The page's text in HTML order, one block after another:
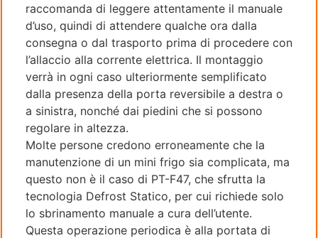
raccomanda di leggere attentamente il manuale
d’uso, quindi di attendere qualche ora dalla
consegna o dal trasporto prima di procedere con
l’allaccio alla corrente elettrica. Il montaggio
verrà in ogni caso ulteriormente semplificato
dalla presenza della porta reversibile a destra o
a sinistra, nonché dai piedini che si possono
regolare in altezza.
Molte persone credono erroneamente che la
manutenzione di un mini frigo sia complicata, ma
questo non è il caso di PT-F47, che sfrutta la
tecnologia Defrost Statico, per cui richiede solo
lo sbrinamento manuale a cura dell’utente.
Questa operazione periodica è alla portata di